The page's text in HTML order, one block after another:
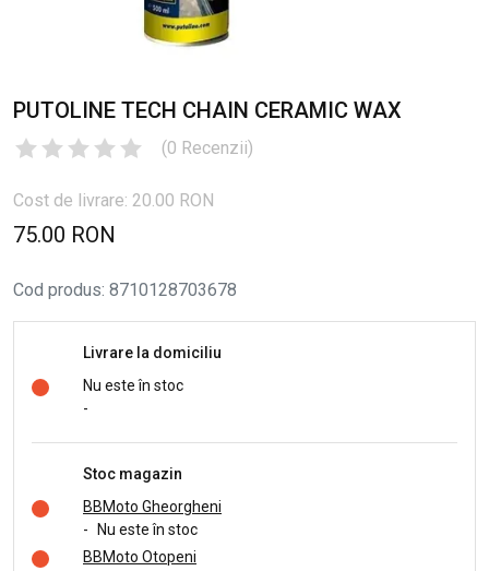
PUTOLINE TECH CHAIN CERAMIC WAX
(0 Recenzii)
Cost de livrare: 20.00 RON
75.00 RON
Cod produs: 8710128703678
Livrare la domiciliu
Nu este în stoc
-
Stoc magazin
BBMoto Gheorgheni
-
Nu este în stoc
BBMoto Otopeni